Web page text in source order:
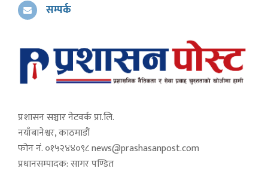
सम्पर्क
प्रशासन सञ्चार नेटवर्क प्रा.लि.
नयाँबानेश्वर, काठमाडौं
फोन नं. ०१५२४४०९८news@prashasanpost.com
प्रधानसम्पादक: सागर पण्डित